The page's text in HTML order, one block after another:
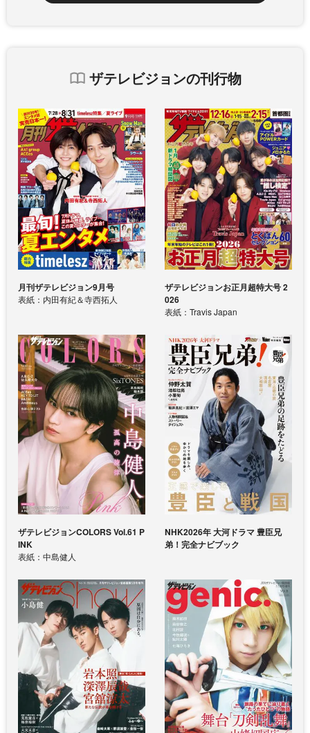
ザテレビジョンの刊行物
月刊ザテレビジョン9月号
表紙：内田有紀＆寺西拓人
ザテレビジョンお正月超特大号 2
026
表紙：Travis Japan
ザテレビジョンCOLORS Vol.61 P
INK
表紙：中島健人
NHK2026年 大河ドラマ 豊臣兄
弟！完全ナビブック